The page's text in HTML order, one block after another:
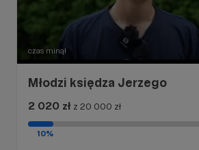
czas minął
Młodzi księdza Jerzego
2 020 zł z 20 000 zł
10%